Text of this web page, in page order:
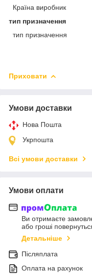
Країна виробник
тип призначення
тип призначення
Приховати
Умови доставки
Нова Пошта
Укрпошта
Всі умови доставки
Умови оплати
Ви отримаєте
або гроші
Детальніше
Післяплата
Оплата на рахунок